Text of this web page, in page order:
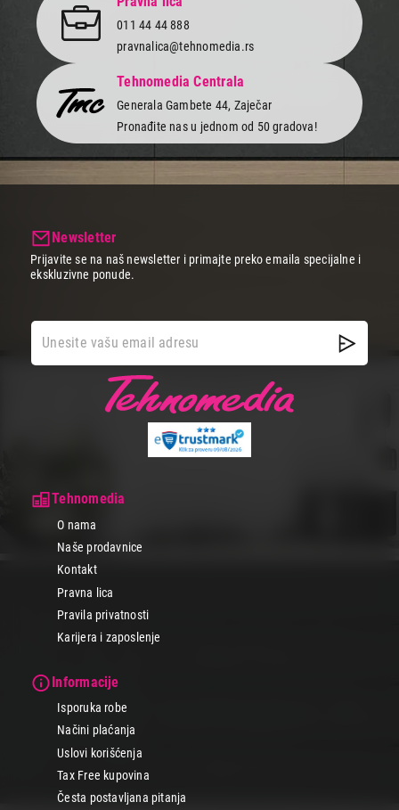
011 44 44 888
pravnalica@tehnomedia.rs
Tehnomedia Centrala
Generala Gambete 44, Zaječar
Pronađite nas u jednom od 50 gradova!
Tehnomedia
O nama
Naše prodavnice
Kontakt
Pravna lica
Pravila privatnosti
Karijera i zaposlenje
Informacije
Isporuka robe
Načini plaćanja
Uslovi korišćenja
Tax Free kupovina
Česta postavljana pitanja
Newsletter
Prijavite se na naš newsletter i primajte preko emaila specijalne i
ekskluzivne ponude.